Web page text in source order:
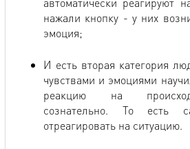
нажали кнопку - у них
эмоция;
И есть вторая категория
чувствами и эмоциями
реакцию на
сознательно. То есть
отреагировать на ситуацию.